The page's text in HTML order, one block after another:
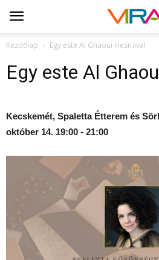
Kezdőlap Egy este Al Ghaoui Hesnával
Egy este Al
Kecskemét, Spaletta Étterem és
október 14. 19:00 - 21:00